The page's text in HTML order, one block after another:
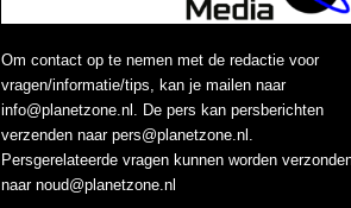
Om contact op te nemen met de redactie voor
vragen/informatie/tips, kan je mailen naar
info@planetzone.nl. De pers kan persberichten
verzenden naar pers@planetzone.nl.
Persgerelateerde vragen kunnen worden
naar noud@planetzone.nl